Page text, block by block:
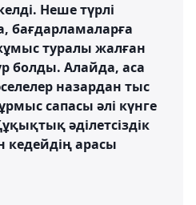
Неше түрлі
бағдарламаларға
туралы жалған
болды. Алайда, аса
назардан тыс
сапасы әлі күнге
әділетсіздік
кедейдің арасы